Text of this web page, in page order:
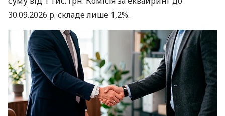
30.09.2026 р. складе лише 1,2%.